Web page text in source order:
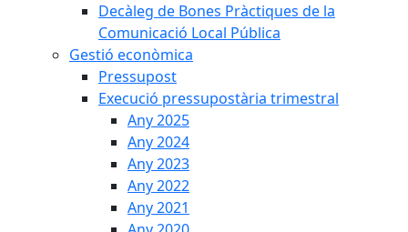
Decàleg de Bones Pràctiques de la
Comunicació Local Pública
Gestió econòmica
Pressupost
Execució pressupostària trimestral
Any 2025
Any 2024
Any 2023
Any 2022
Any 2021